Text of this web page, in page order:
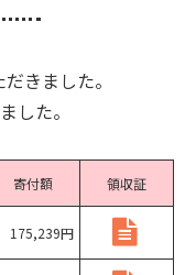
きました。
した。
寄付額 領収証
175,239円